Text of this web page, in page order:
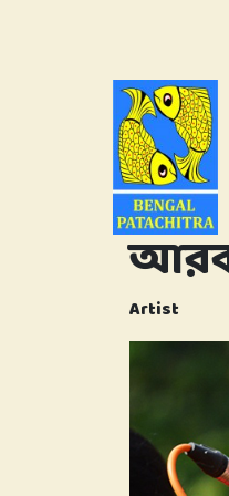
Artist